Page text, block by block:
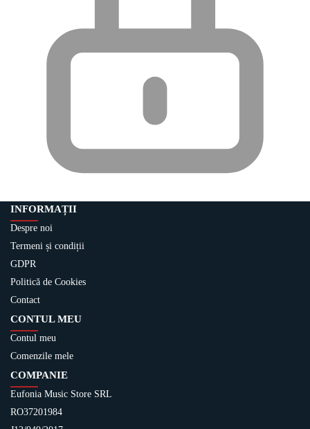
INFORMAȚII
Despre noi
Termeni și condiții
GDPR
Politică de Cookies
Contact
CONTUL MEU
Contul meu
Comenzile mele
COMPANIE
Eufonia Music Store SRL
RO37201984